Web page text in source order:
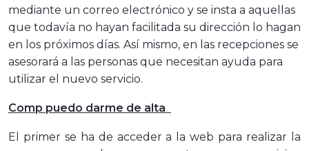
mediante un correo electrónico y se insta a aquellas
que todavía no hayan facilitada su dirección lo hagan
en los próximos días. Así mismo, en las recepciones se
asesorará a las personas que necesitan ayuda para
utilizar el nuevo servicio.
Comp puedo darme de alta
El primer se ha de acceder a la web para realizar la